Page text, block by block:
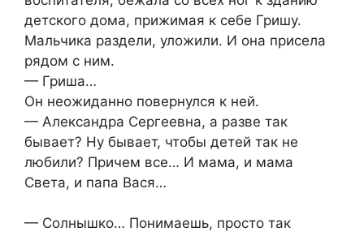
детского дома, прижимая к себе Гришу.
Мальчика раздели, уложили. И она присела
рядом с ним.
— Гриша…
Он неожиданно повернулся к ней.
— Александра Сергеевна, а разве так
бывает? Ну бывает, чтобы детей так не
любили? Причем все… И мама, и мама
Света, и папа Вася…
— Солнышко… Понимаешь, просто так